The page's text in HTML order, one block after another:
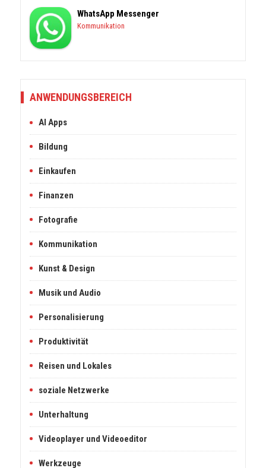
WhatsApp Messenger
Kommunikation
ANWENDUNGSBEREICH
AI Apps
Bildung
Einkaufen
Finanzen
Fotografie
Kommunikation
Kunst & Design
Musik und Audio
Personalisierung
Produktivität
Reisen und Lokales
soziale Netzwerke
Unterhaltung
Videoplayer und Videoeditor
Werkzeuge